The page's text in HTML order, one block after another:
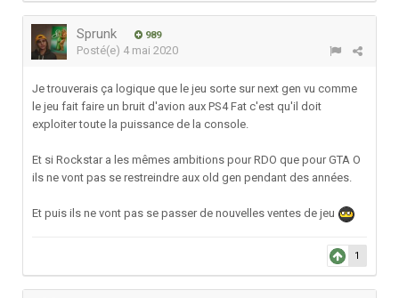
Sprunk 989
Posté(e) 4 mai 2020
Je trouverais ça logique que le jeu sorte sur next gen vu comme
le jeu fait faire un bruit d'avion aux PS4 Fat c'est qu'il doit
exploiter toute la puissance de la console.
Et si Rockstar a les mêmes ambitions pour RDO que pour GTA O
ils ne vont pas se restreindre aux old gen pendant des années.
Et puis ils ne vont pas se passer de nouvelles ventes de jeu
1